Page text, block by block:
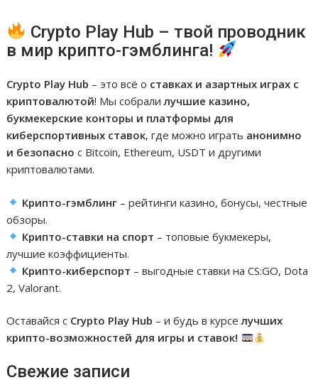
Crypto Play Hub – твой проводник
в мир крипто-гэмблинга!
Crypto Play Hub – это всё о ставках и азартных играх с
криптовалютой! Мы собралилучшие казино,
букмекерские конторы и платформы для
киберспортивных ставок, где можно играть анонимно
и безопасно с Bitcoin, Ethereum, USDT и другими
криптовалютами.
Крипто-гэмблинг– рейтинги казино, бонусы, честные
обзоры.
Крипто-ставки на спорт – топовые букмекеры,
лучшие коэффициенты.
Крипто-киберспорт – выгодные ставки на CS:GO, Dota
2, Valorant.
Оставайся с Crypto Play Hub – и будь в курселучших
крипто-возможностей для игры и ставок!
Свежие записи